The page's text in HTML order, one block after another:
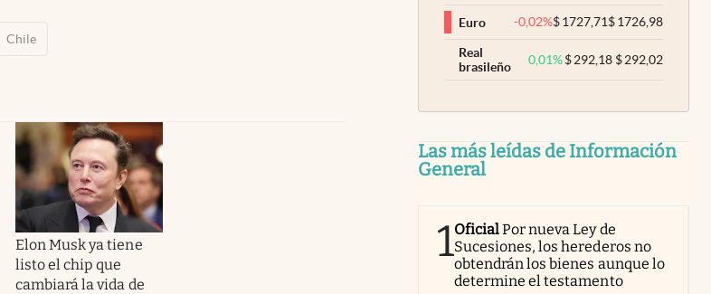
Chile
Elon Musk ya tiene
listo el chip que
cambiará la vida de
Euro -0,02%$1727,71$1726,98
Real
brasileño
0,01% $292,18 $292,02
Las más leídas de Información
General
1OficialPor nueva Ley de
Sucesiones, los herederos no
obtendrán los bienes aunque lo
determine el testamento